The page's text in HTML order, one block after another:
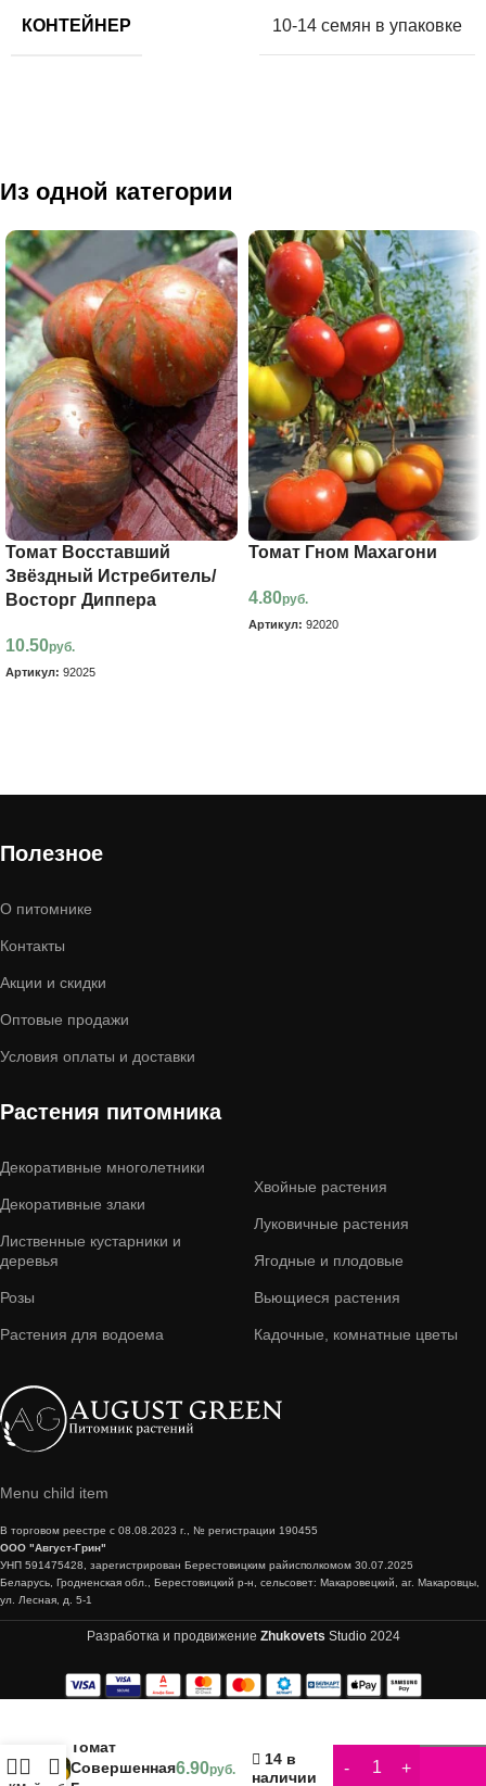
КОНТЕЙНЕР 10-14 семян в упаковке
Из одной категории
Томат Восставший
Звёздный Истребитель/
Восторг Диппера
10.50руб.
Артикул: 92025
Томат Гном Махагони
4.80руб.
Артикул: 92020
Полезное
О питомнике
Контакты
Акции и скидки
Оптовые продажи
Условия оплаты и доставки
Растения питомника
Декоративные многолетники
Декоративные злаки
Лиственные кустарники и
деревья
Розы
Растения для водоема
Хвойные растения
Луковичные растения
Ягодные и плодовые
Вьющиеся растения
Кадочные, комнатные цветы
Menu child item
В торговом реестре с 08.08.2023 г., № регистрации 190455
ООО "Август-Грин"
УНП 591475428, зарегистрирован Берестовицким райисполкомом 30.07.2025
Беларусь, Гродненская обл., Берестовицкий р-н, сельсовет: Макаровецкий, аг. Макаровцы,
ул. Лесная, д. 5-1
Разработка и продвижение Zhukovets Studio 2024
Томат
Совершенная6.90руб.
14 в
наличии